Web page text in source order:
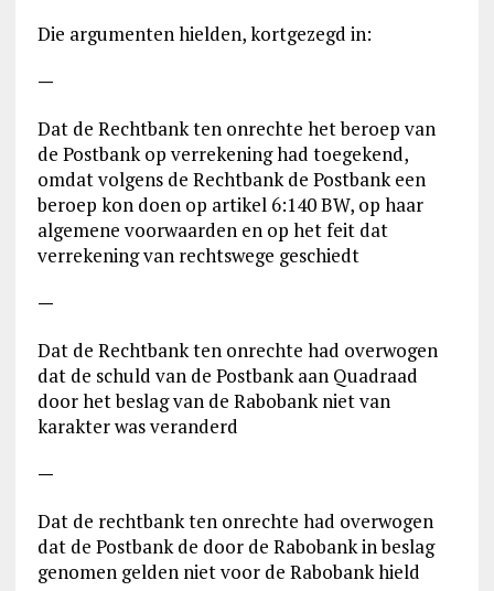
Die argumenten hielden, kortgezegd in:
—
Dat de Rechtbank ten onrechte het beroep van
de Postbank op verrekening had toegekend,
omdat volgens de Rechtbank de Postbank een
beroep kon doen op artikel 6:140 BW, op haar
algemene voorwaarden en op het feit dat
verrekening van rechtswege geschiedt
—
Dat de Rechtbank ten onrechte had overwogen
dat de schuld van de Postbank aan Quadraad
door het beslag van de Rabobank niet van
karakter was veranderd
—
Dat de rechtbank ten onrechte had overwogen
dat de Postbank de door de Rabobank in beslag
genomen gelden niet voor de Rabobank hield